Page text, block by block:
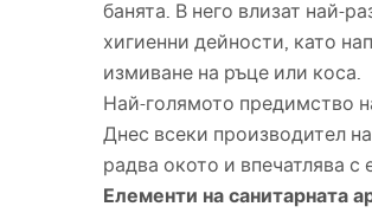
банята. В него влизат най-
хигиенни дейности, като
измиване на ръце или коса.
Най-голямото предимство
Днес всеки производител
радва окото и впечатлява с
Елементи на санитарната